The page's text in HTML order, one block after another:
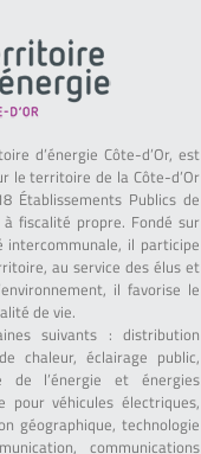
d’énergie Côte-d’Or, est
le territoire de la Côte-d’Or
Établissements Publics de
à fiscalité propre. Fondé sur
il participe
au service des élus et
il favorise le
de vie.
suivants : distribution
chaleur, éclairage public,
de l’énergie et énergies
pour véhicules électriques,
géographique, technologie
communications